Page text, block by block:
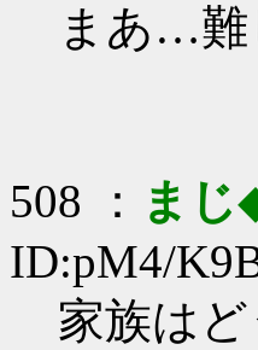
まあ…難
508 ： まじ
ID:pM4/
家族は